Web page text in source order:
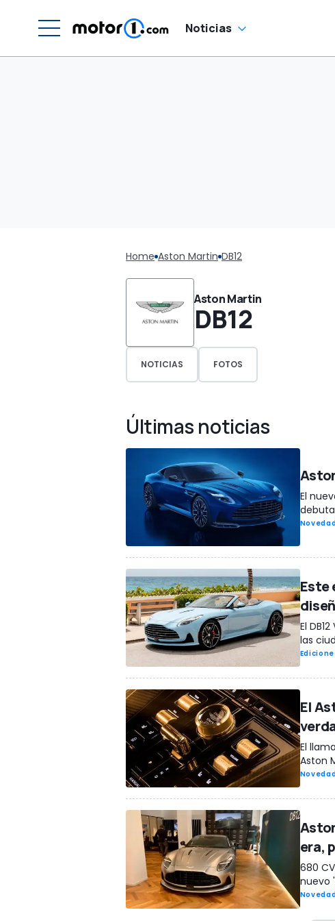
Noticias
Home Aston Martin DB12
Aston Martin
DB12
NOTICIAS FOTOS
Últimas noticias
El
Este
El
las
El
El
Aston
era,
680
nuevo